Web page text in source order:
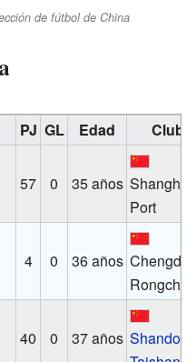
de fútbol de China
PJ GL Edad Club
57 0 35 años Shanghai
Port
4 0 36 años Chengdu
40 0 37 años